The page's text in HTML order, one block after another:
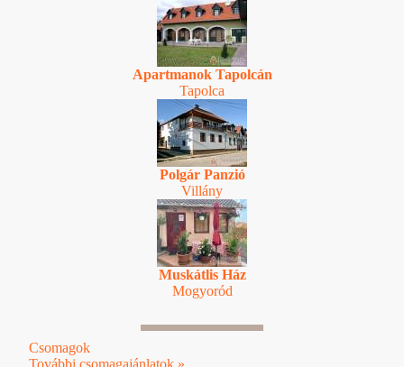
Apartmanok Tapolcán
Tapolca
Polgár Panzió
Villány
Muskátlis Ház
Mogyoród
Csomagok
További csomagajánlatok »